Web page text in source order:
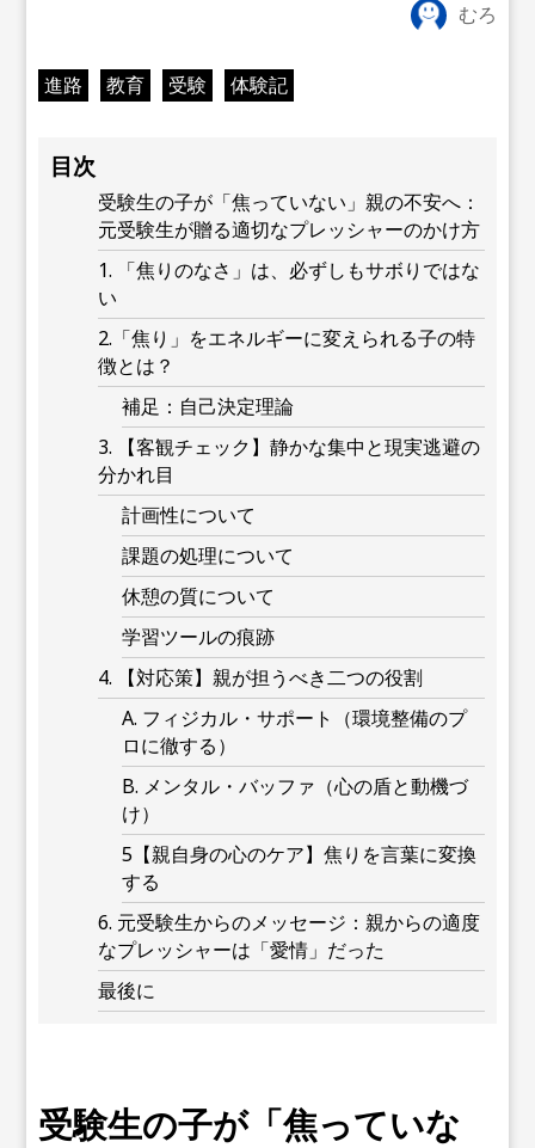
むろ
進路 教育 受験 体験記
目次
受験生の子が「焦っていない」親の不安へ：
元受験生が贈る適切なプレッシャーのかけ方
1. 「焦りのなさ」は、必ずしもサボりではな
い
2.「焦り」をエネルギーに変えられる子の特
徴とは？
補足：自己決定理論
3. 【客観チェック】静かな集中と現実逃避の
分かれ目
計画性について
課題の処理について
休憩の質について
学習ツールの痕跡
4. 【対応策】親が担うべき二つの役割
A. フィジカル・サポート（環境整備のプ
ロに徹する）
B. メンタル・バッファ（心の盾と動機づ
け）
5【親自身の心のケア】焦りを言葉に変換
する
6. 元受験生からのメッセージ：親からの適度
なプレッシャーは「愛情」だった
最後に
受験生の子が「焦っていな